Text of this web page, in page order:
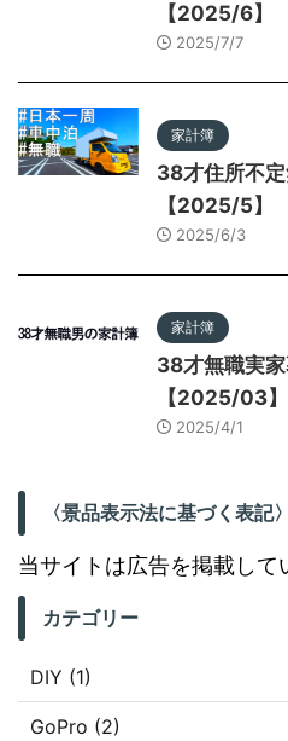
【2025/6】
2025/7/7
家計簿
38才住所不
【2025/5】
2025/6/3
家計簿
38才無職実
【2025/03】
2025/4/1
〈景品表示法に基づく表記〉
当サイトは広告を掲載して
カテゴリー
DIY (1)
GoPro (2)